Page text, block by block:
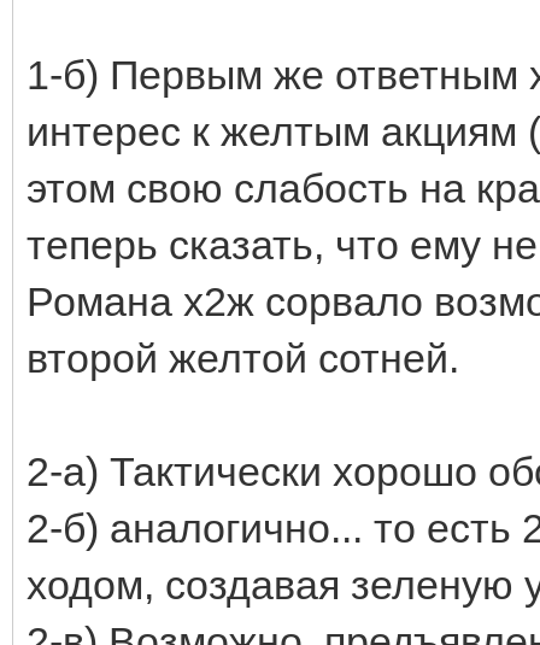
1-б) Первым же ответным
интерес к желтым акциям
этом свою слабость на
теперь сказать, что ему
Романа х2ж сорвало
второй желтой сотней.
2-а) Тактически хорошо
2-б) аналогично... то есть
ходом, создавая зеленую